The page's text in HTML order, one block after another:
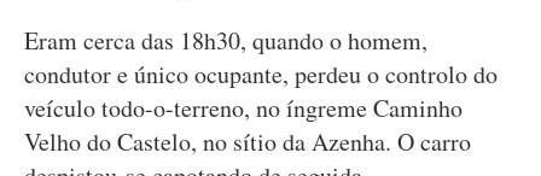
Eram cerca das 18h30, quando o homem,
condutor e único ocupante, perdeu o controlo do
veículo todo-o-terreno, no íngreme Caminho
Velho do Castelo, no sítio da Azenha. O carro